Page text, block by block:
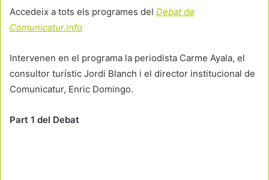
Accedeix a tots els programes del Debat de
Comunicatur.info
Intervenen en el programa la periodista Carme Ayala, el
consultor turístic Jordi Blanch i el director institucional de
Comunicatur, Enric Domingo.
Part 1 del Debat